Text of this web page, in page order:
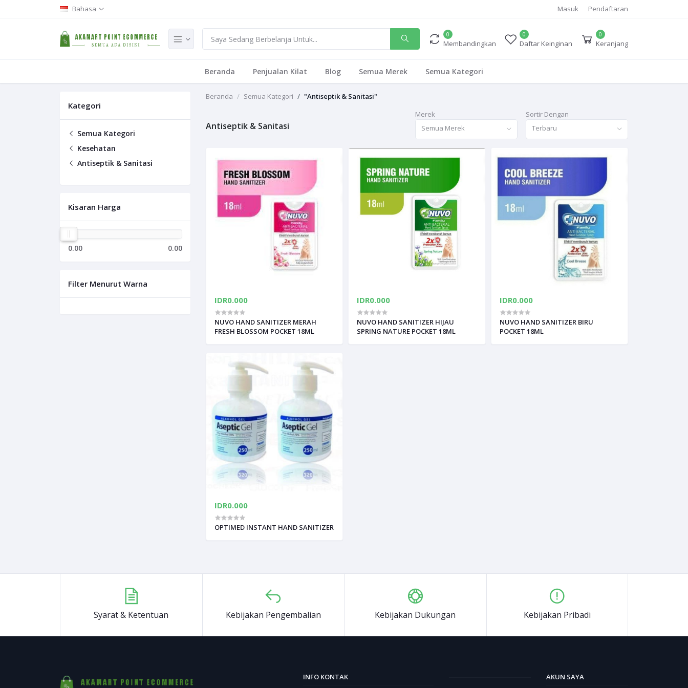
Bahasa Masuk Pendaftaran
0
Membandingkan
0
Daftar Keinginan
0
Keranjang
Beranda Penjualan Kilat Blog Semua Merek Semua Kategori
Kategori
Semua Kategori
Kesehatan
Antiseptik & Sanitasi
Kisaran Harga
0.00 0.00
Filter Menurut Warna
Beranda Semua Kategori "Antiseptik & Sanitasi"
Antiseptik & Sanitasi
Merek
Semua Merek
Sortir Dengan
Terbaru
IDR0.000
NUVO HAND SANITIZER MERAH
FRESH BLOSSOM POCKET 18ML
IDR0.000
NUVO HAND SANITIZER HIJAU
SPRING NATURE POCKET 18ML
IDR0.000
NUVO HAND SANITIZER BIRU
POCKET 18ML
IDR0.000
OPTIMED INSTANT HAND SANITIZER
Syarat & Ketentuan Kebijakan Pengembalian Kebijakan Dukungan Kebijakan Pribadi
INFO KONTAK AKUN SAYA